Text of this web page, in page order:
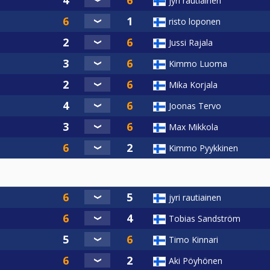
tulossa myöhemmin), suoraan kilpailunvetäjille
tästä myöhemmin tietoa!
(Ranela)
(Ranela)
/ mikäli tarvetta)
tarvetta)
risto loponen
Jussi Rajala
Kimmo Luoma
Mika Korjala
Joonas Tervo
Max Mikkola
Kimmo Pyykkinen
jyri rautiainen
Tobias Sandström
Timo Kinnari
Aki Pöyhönen